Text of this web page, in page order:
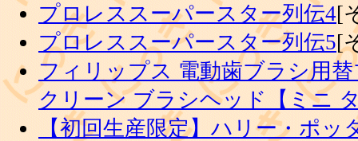
プロレススーパースター列伝4[
プロレススーパースター列伝5[
フィリップス 電動歯ブラシ用
クリーン ブラシヘッド【ミニ
【初回生産限定】ハリー・ポ